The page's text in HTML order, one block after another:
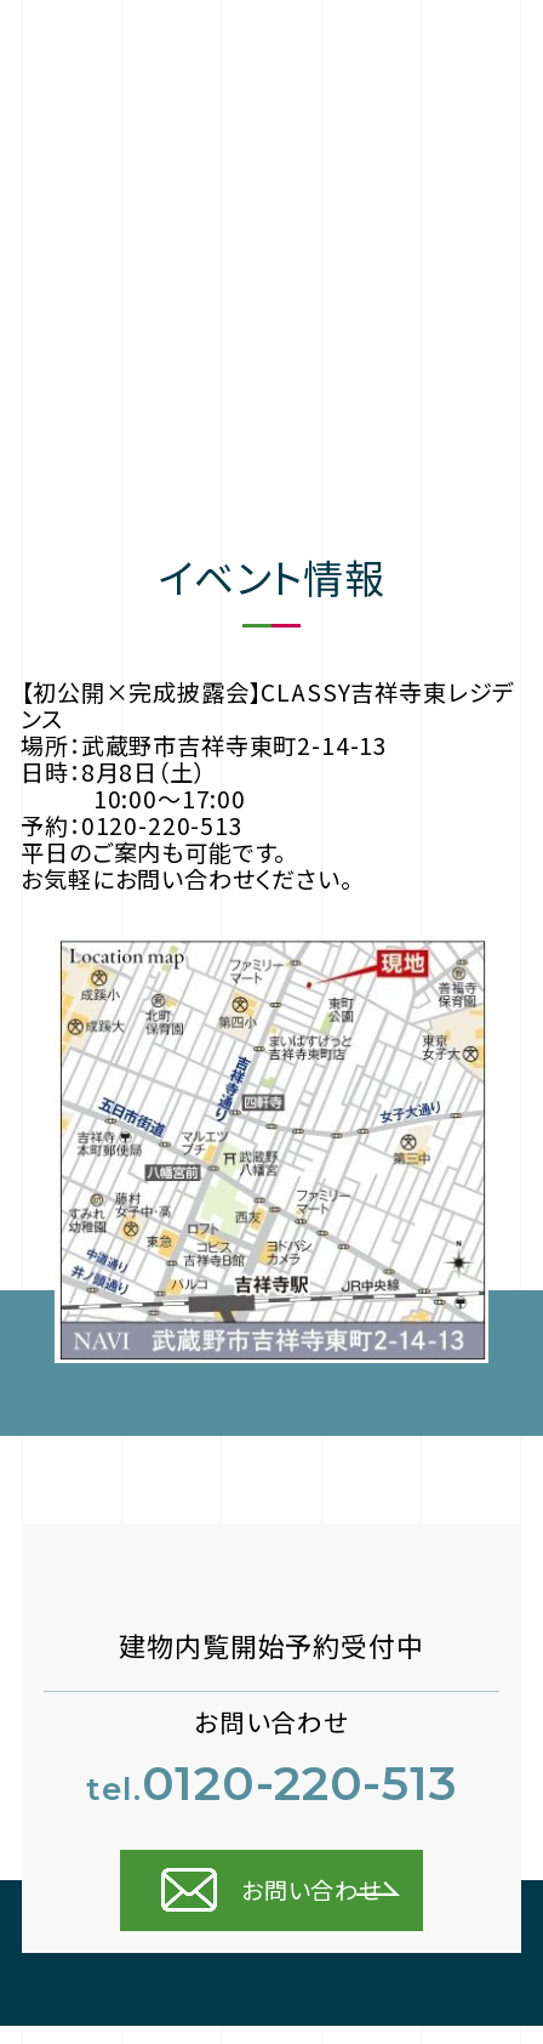
イベント情報
【初公開×完成披露会】CLASSY吉祥寺東レジデ
ンス
場所：武蔵野市吉祥寺東町2-14-13
日時：8月8日（土）
10:00〜17:00
予約：0120-220-513
平日のご案内も可能です。
お気軽にお問い合わせください。
建物内覧開始予約受付中
お問い合わせ
tel.0120-220-513
お問い合わせ